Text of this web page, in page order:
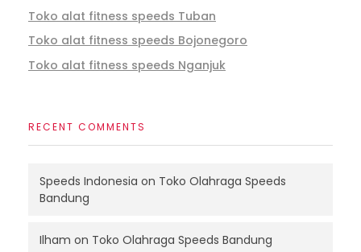
Toko alat fitness speeds Tuban
Toko alat fitness speeds Bojonegoro
Toko alat fitness speeds Nganjuk
RECENT COMMENTS
Speeds Indonesia on Toko Olahraga Speeds
Bandung
Ilham on Toko Olahraga Speeds Bandung